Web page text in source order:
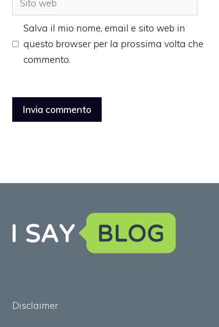
web
Salva il mio nome, email e sito web in
questo browser per la prossima volta che
commento.
Disclaimer